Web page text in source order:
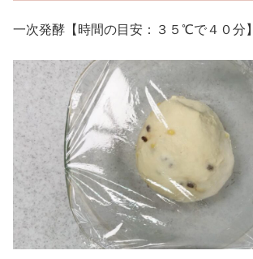
一次発酵【時間の目安：３５℃で４０分】